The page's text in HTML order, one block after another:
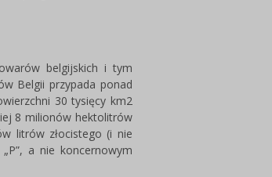
belgijskich i tym
Belgii przypada ponad
30 tysięcy km2
8 milionów hektolitrów
litrów złocistego (i nie
a nie koncernowym